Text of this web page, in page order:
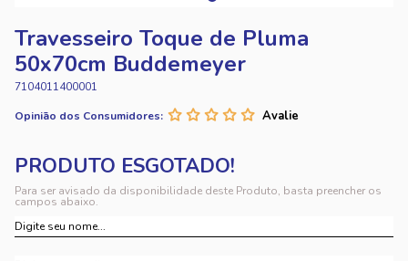
Travesseiro Toque de Pluma
50x70cm Buddemeyer
7104011400001
Opinião dos Consumidores:
Para ser avisado da disponibilidade deste Produto, basta preencher os
campos abaixo.